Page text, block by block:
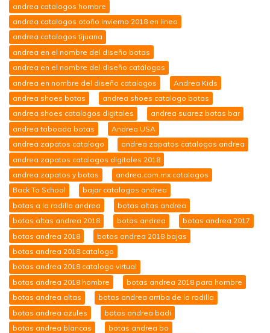
andrea catalogos hombre
andrea catalogos otoño invierno 2018 en linea
andrea catalogos tijuana
andrea en el nombre del diseño botas
andrea en el nombre del diseño catálogos
andrea en nombre del diseño catalogos
Andrea Kids
andrea shoes botas
andrea shoes catalogo botas
andrea shoes catalogos digitales
andrea suarez botas bar
andrea taboada botas
Andrea USA
andrea zapatos catalogo
andrea zapatos catalogos andrea
andrea zapatos catalogos digitales 2018
andrea zapatos y botas
andrea.com.mx catalogos
Back To School
bajar catalogos andrea
botas a la rodilla andrea
botas altas andrea
botas altas andrea 2018
botas andrea
botas andrea 2017
botas andrea 2018
botas andrea 2018 bajas
botas andrea 2018 catalogo
botas andrea 2018 catalogo virtual
botas andrea 2018 hombre
botas andrea 2018 para hombre
botas andrea altas
botas andrea arriba de la rodilla
botas andrea azules
botas andrea badi
botas andrea blancas
botas andrea bo